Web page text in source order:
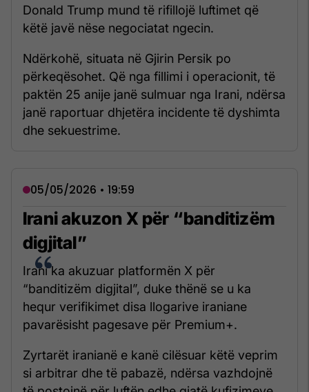
Donald Trump mund të rifillojë luftimet që
këtë javë nëse negociatat ngecin.
Ndërkohë, situata në Gjirin Persik po
përkeqësohet. Që nga fillimi i operacionit, të
paktën 25 anije janë sulmuar nga Irani, ndërsa
janë raportuar dhjetëra incidente të dyshimta
dhe sekuestrime.
05/05/2026 • 19:59
Irani akuzon X për “banditizëm
digjital”
Irani ka akuzuar platformën X për
“banditizëm digjital”, duke thënë se u ka
hequr verifikimet disa llogarive iraniane
pavarësisht pagesave për Premium+.
Zyrtarët iranianë e kanë cilësuar këtë veprim
si arbitrar dhe të pabazë, ndërsa vazhdojnë